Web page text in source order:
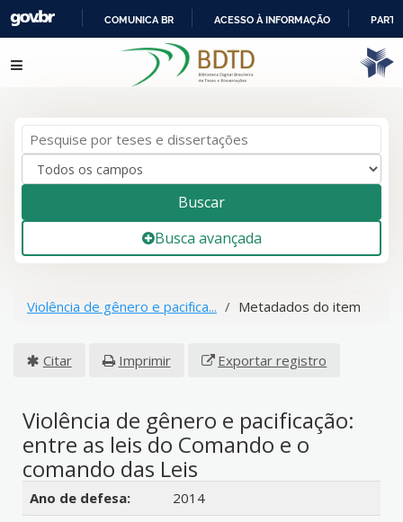
IR
PARA
COMUNICA BR ACESSO À INFORMAÇÃO
Pular para o conteúdo
Buscar
Busca avançada
Violência de gênero e pacifica... Metadados do item
Citar Imprimir Exportar registro
Violência de gênero e pacificação:
entre as leis do Comando e o
comando das Leis
Detalhes bibliográficos
Ano de defesa:
2014